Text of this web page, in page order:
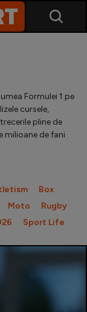
Formulei 1 pe
cursele,
pline de
milioane de fani
Box
Moto
Rugby
Sport Life